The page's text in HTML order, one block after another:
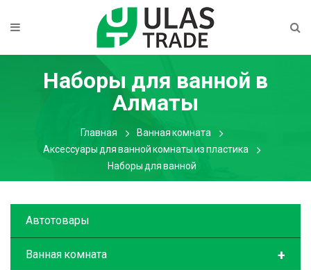
Наборы для ванной в
Алматы
Главная
Ванная комната
Аксессуары для ванной комнаты из пластика
Наборы для ванной
Автотовары
+
Ванная комната